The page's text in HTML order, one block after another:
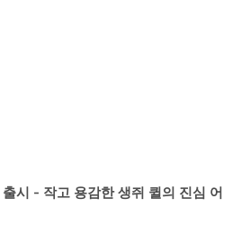
시 - 작고 용감한 생쥐 퀼의 진심 어